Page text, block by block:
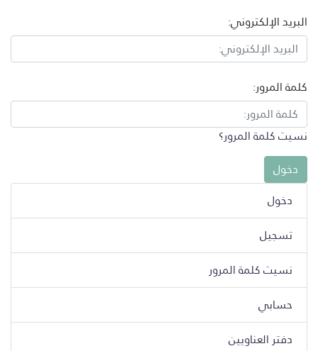
البريد الإلكتروني:
كلمة المرور:
نسيت كلمة المرور؟
دخول
تسجيل
نسيت كلمة المرور
حسابي
دفتر العناويين